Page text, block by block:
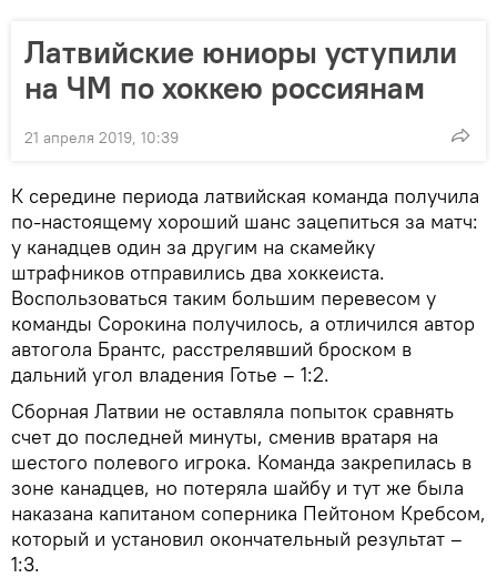
Латвийские юниоры уступили
на ЧМ по хоккею россиянам
21 апреля 2019, 10:39
К середине периода латвийская команда получила
по-настоящему хороший шанс зацепиться за матч:
у канадцев один за другим на скамейку
штрафников отправились два хоккеиста.
Воспользоваться таким большим перевесом у
команды Сорокина получилось, а отличился автор
автогола Брантс, расстрелявший броском в
дальний угол владения Готье – 1:2.
Сборная Латвии не оставляла попыток сравнять
счет до последней минуты, сменив вратаря на
шестого полевого игрока. Команда закрепилась в
зоне канадцев, но потеряла шайбу и тут же была
наказана капитаном соперника Пейтоном Кребсом,
который и установил окончательный результат –
1:3.